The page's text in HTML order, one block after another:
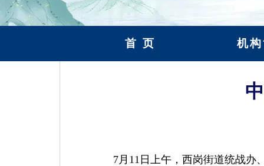
首 页 机
7月 11 日上午，西岗街道统战办